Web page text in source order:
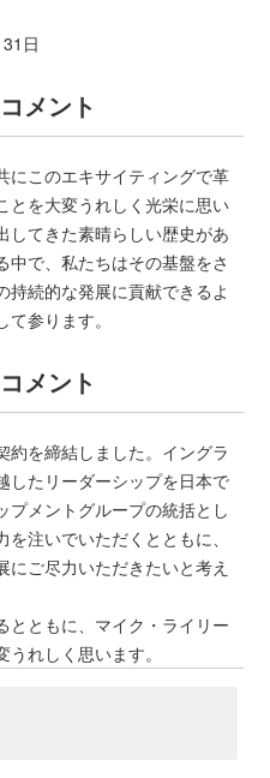
日
メント
にこのエキサイティングで革
とを大変うれしく光栄に思い
してきた素晴らしい歴史があ
中で、私たちはその基盤をさ
持続的な発展に貢献できるよ
参ります。
メント
約を締結しました。イングラ
したリーダーシップを日本で
プメントグループの統括とし
注いでいただくとともに、
にご尽力いただきたいと考え
とともに、マイク・ライリー
れしく思います。